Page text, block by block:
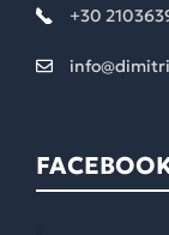
+30